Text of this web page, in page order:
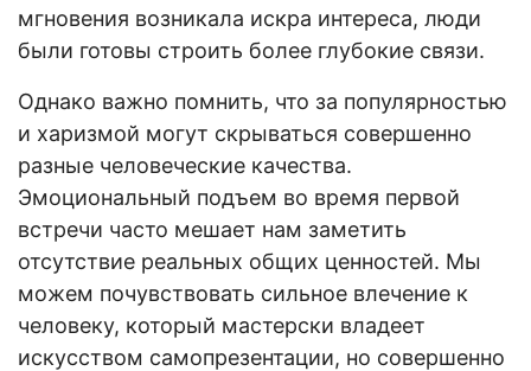
мгновения возникала искра интереса, люди
были готовы строить более глубокие связи.
Однако важно помнить, что за популярностью
и харизмой могут скрываться совершенно
разные человеческие качества.
Эмоциональный подъем во время первой
встречи часто мешает нам заметить
отсутствие реальных общих ценностей. Мы
можем почувствовать сильное влечение к
человеку, который мастерски владеет
искусством самопрезентации, но совершенно